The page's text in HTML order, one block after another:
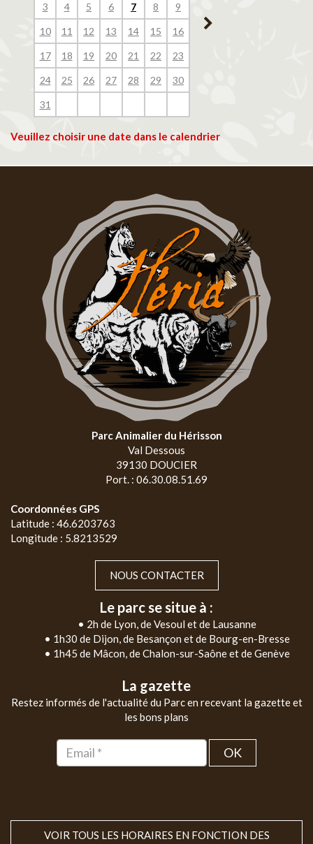
3 4 5 6 7 8 9
10 11 12 13 14 15 16
17 18 19 20 21 22 23
24 25 26 27 28 29 30
31
14
Veuillez choisir une date dans le calendrier
Parc Animalier du Hérisson
Val Dessous
39130 DOUCIER
Port. : 06.30.08.51.69
Coordonnées GPS
Latitude : 46.6203763
Longitude : 5.8213529
NOUS CONTACTER
Le parc se situe à :
• 2h de Lyon, de Vesoul et de Lausanne
• 1h30 de Dijon, de Besançon et de Bourg-en-Bresse
• 1h45 de Mâcon, de Chalon-sur-Saône et de Genève
La gazette
Restez informés de l'actualité du Parc en recevant la gazette et
les bons plans
OK
VOIR TOUS LES HORAIRES EN FONCTION DES